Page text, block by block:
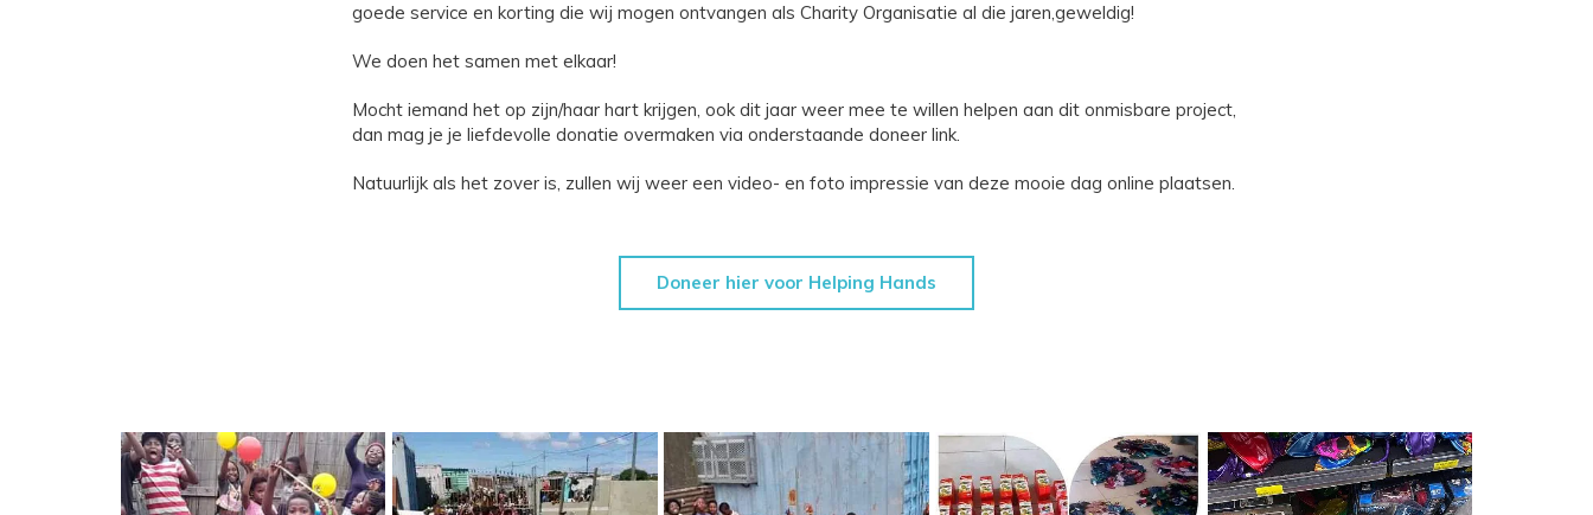
goede service en korting die wij mogen ontvangen als Charity Organisatie al die jaren,geweldig!
We doen het samen met elkaar!
Mocht iemand het op zijn/haar hart krijgen, ook dit jaar weer mee te willen helpen aan dit onmisbare project,
dan mag je je liefdevolle donatie overmaken via onderstaande doneer link.
Natuurlijk als het zover is, zullen wij weer een video- en foto impressie van deze mooie dag online plaatsen.
Doneer hier voor Helping Hands